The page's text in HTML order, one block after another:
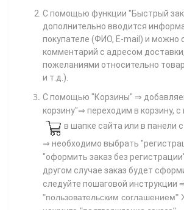
С помощью функции "Быстрый
дополнительно вводится
покупателе (ФИО, E-mail) и можно
комментарий с адресом
пожеланиями относительно
и т.д.).
С помощью "Корзины" ⇒
корзину"⇒ переходим в корзину,
в шапке сайта или в панели
⇒ необходимо выбрать
"оформить заказ без
другом случае заказ будет
следуйте пошаговой инструкции
"пользовательским соглашением"